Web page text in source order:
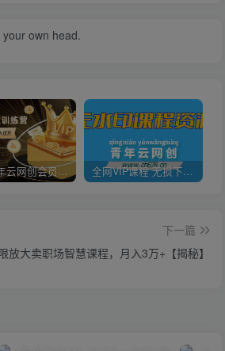
own head.
加入青年云网创会员，全站资源免费学习。加入高级合伙人，推广日入1000+ 全网VIP课程 无损下载~
下一篇
放大卖职场智慧课程，月入3万+【揭秘】